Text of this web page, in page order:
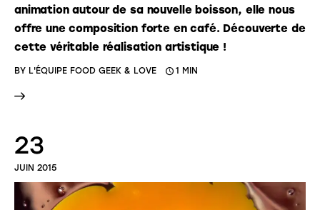
animation autour de sa nouvelle boisson, elle nous
offre une composition forte en café. Découverte de
cette véritable réalisation artistique !
BY L'ÉQUIPE FOOD GEEK & LOVE 1 MIN
23
JUIN 2015